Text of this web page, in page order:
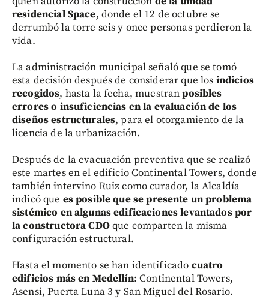
residencial Space, donde el 12 de octubre se
derrumbó la torre seis y once personas perdieron la
vida.
La administración municipal señaló que se tomó
esta decisión después de considerar que los indicios
recogidos, hasta la fecha, muestranposibles
errores o insuficiencias en la evaluación de los
diseños estructurales, para el otorgamiento de la
licencia de la urbanización.
Después de la evacuación preventiva que se realizó
este martes en el edificio Continental Towers, donde
también intervino Ruiz como curador, la Alcaldía
indicó que es posible que se presente un problema
sistémico en algunas edificaciones levantados por
la constructora CDOque comparten la misma
configuración estructural.
Hasta el momento se han identificado cuatro
edificios más en Medellín: Continental Towers,
Asensi, Puerta Luna 3 y San Miguel del Rosario.